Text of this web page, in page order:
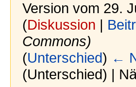
Version vom 29.
(Diskussion |
Commons)
(Unterschied) ←
(Unterschied) |